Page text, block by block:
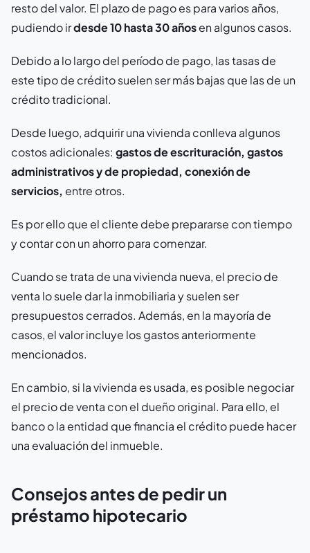
resto del valor. El plazo de pago es para varios años,
pudiendo irdesde 10 hasta 30 añosen algunos casos.
Debido a lo largo del período de pago, las tasas de
este tipo de crédito suelen ser más bajas que las de un
crédito tradicional.
Desde luego, adquirir una vivienda conlleva algunos
costos adicionales: gastos de escrituración, gastos
administrativos y de propiedad, conexión de
servicios, entre otros.
Es por ello que el cliente debe prepararse con tiempo
y contar con un ahorro para comenzar.
Cuando se trata de una vivienda nueva, el precio de
venta lo suele dar la inmobiliaria y suelen ser
presupuestos cerrados. Además, en la mayoría de
casos, el valor incluye los gastos anteriormente
mencionados.
En cambio, si la vivienda es usada, es posible negociar
el precio de venta con el dueño original. Para ello, el
banco o la entidad que financia el crédito puede hacer
una evaluación del inmueble.
Consejos antes de pedir un
préstamo hipotecario